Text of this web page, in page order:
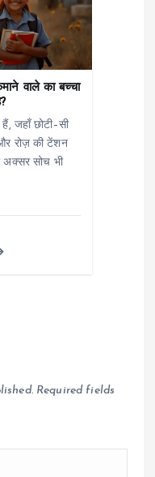
वाले का बच्चा
जहाँ छोटी–सी
रोज़ की टेंशन
अक्सर सोच भी
Required fields